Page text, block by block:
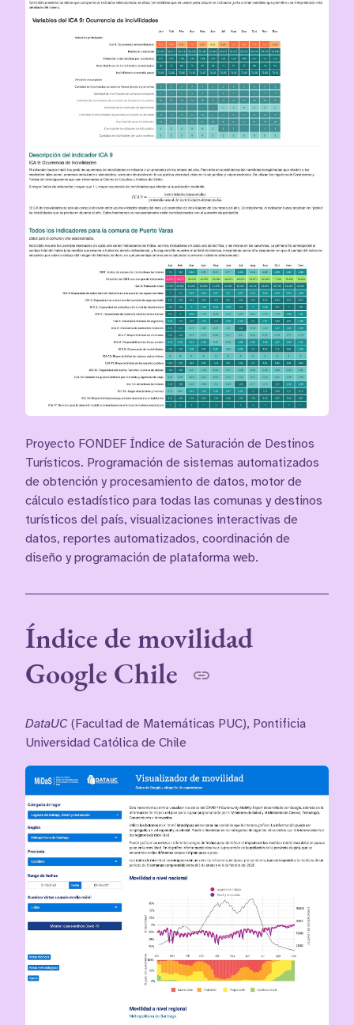
Proyecto FONDEF Índice de Saturación de Destinos
Turísticos. Programación de sistemas automatizados
de obtención y procesamiento de datos, motor de
cálculo estadístico para todas las comunas y destinos
turísticos del país, visualizaciones interactivas de
datos, reportes automatizados, coordinación de
diseño y programación de plataforma web.
Índice de movilidad
Google Chile
DataUC (Facultad de Matemáticas PUC), Pontificia
Universidad Católica de Chile